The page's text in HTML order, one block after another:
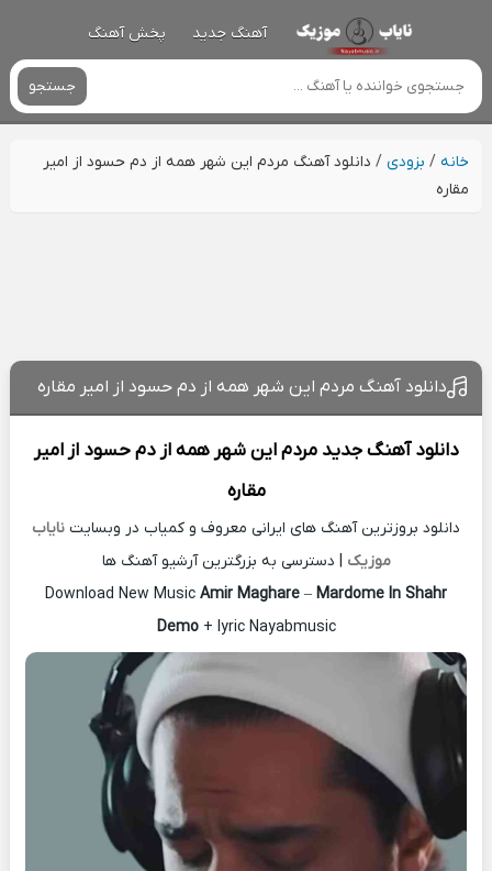
آهنگ جدید پخش آهنگ
جستجو
خانه/ بزودی / دانلود آهنگ مردم این شهر همه از دم حسود از امیر
مقاره
دانلود آهنگ مردم این شهر همه از دم حسود از امیر مقاره
دانلود آهنگ جدید مردم این شهر همه از دم حسود ازامیر
مقاره
دانلود بروزترین آهنگ های ایرانی معروف و کمیاب در وبسایت نایاب
موزیک | دسترسی به بزرگترین آرشیو آهنگ ها
Download New Music Amir Maghare – Mardome In Shahr
Demo+ lyric Nayabmusic